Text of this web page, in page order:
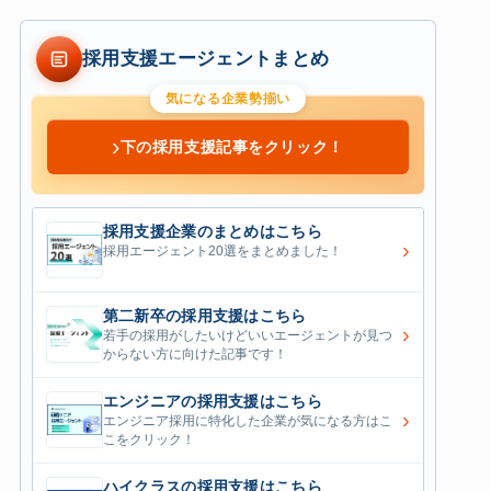
採用支援エージェントまとめ
気になる企業勢揃い
›下の採用支援記事をクリック！
採用支援企業のまとめはこちら
採用エージェント20選をまとめました！ ›
第二新卒の採用支援はこちら
若手の採用がしたいけどいいエージェントが見つ
からない方に向けた記事です！
›
エンジニアの採用支援はこちら
エンジニア採用に特化した企業が気になる方はこ
こをクリック！
›
ハイクラスの採用支援はこちら